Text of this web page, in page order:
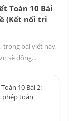
Toán 10 Bài
(Kết nối tri
trong bài viết này,
sẽ đồng...
10 Bài 2:
phép toán